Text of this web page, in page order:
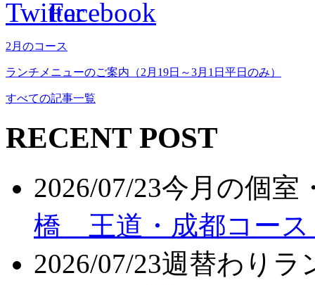
2月のコース
ランチメニューのご案内（2月19日～3月1日平日のみ）
すべての記事一覧
RECENT POST
2026/07/23今月の個室
橋 王道・成都コー
2026/07/23週替わりラ